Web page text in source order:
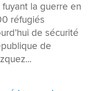
la guerre en
réfugiés
de sécurité
de